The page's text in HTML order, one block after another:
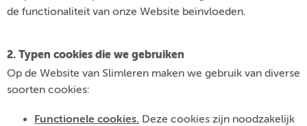
de functionaliteit van onze Website beïnvloeden.
2. Typen cookies die we gebruiken
Op de Website van Slimleren maken we gebruik van diverse
soorten cookies:
Functionele cookies. Deze cookies zijn noodzakelijk